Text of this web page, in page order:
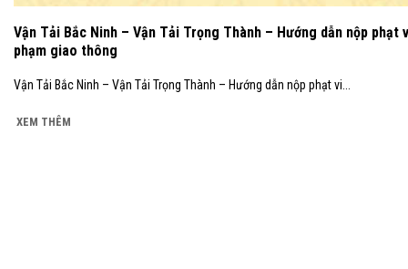
Vận Tải Bắc Ninh – Vận Tải Trọng Thành – Hướng dẫn nộp phạt
phạm giao thông
Vận Tải Bắc Ninh – Vận Tải Trọng Thành – Hướng dẫn nộp phạt vi...
XEM THÊM